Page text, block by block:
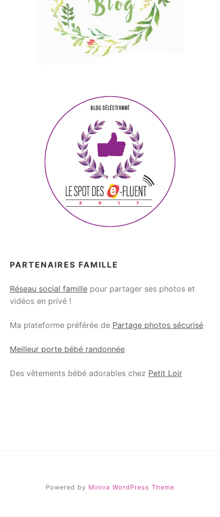
PARTENAIRES FAMILLE
Réseau social famille pour partager ses photos et
vidéos en privé !
Ma plateforme préférée de Partage photos sécurisé
Meilleur porte bébé randonnée
Des vêtements bébé adorables chez Petit Loir
Powered by Miniva WordPress Theme